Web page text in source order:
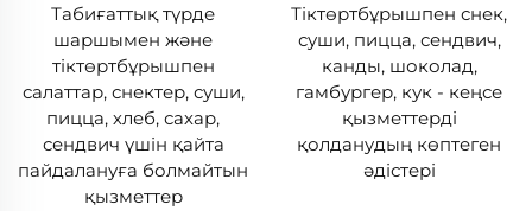
Табиғаттық түрде
шаршымен және
тіктөртбұрышпен
салаттар, снектер, суши,
пицца, хлеб, сахар,
сендвич үшін қайта
пайдалануға болмайтын
қызметтер
Тіктөртбұрышпен снек,
суши, пицца, сендвич,
канды, шоколад,
гамбургер, кук - кеңсе
қызметтерді
қолданудың көптеген
әдістері